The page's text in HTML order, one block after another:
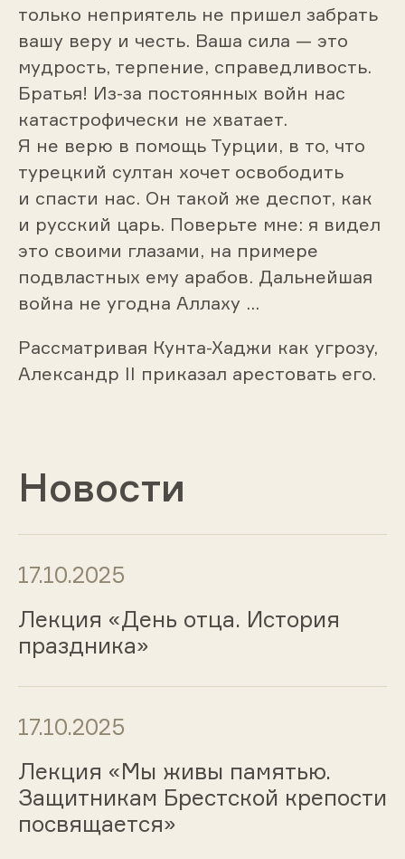
только неприятель не пришел забрать
вашу веру и честь. Ваша сила — это
мудрость, терпение, справедливость.
Братья! Из-за постоянных войн нас
катастрофически не хватает.
Я не верю в помощь Турции, в то, что
турецкий султан хочет освободить
и спасти нас. Он такой же деспот, как
и русский царь. Поверьте мне: я видел
это своими глазами, на примере
подвластных ему арабов. Дальнейшая
война не угодна Аллаху …
Рассматривая Кунта-Хаджи как угрозу,
Александр II приказал арестовать его.
Новости
17.10.2025
Лекция «День отца. История
праздника»
17.10.2025
Лекция «Мы живы памятью.
Защитникам Брестской крепости
посвящается»